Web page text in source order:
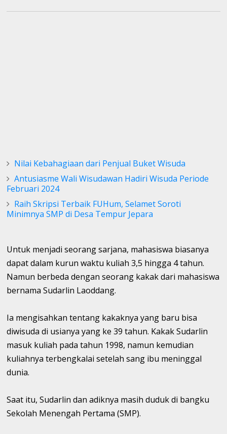
Nilai Kebahagiaan dari Penjual Buket Wisuda
Antusiasme Wali Wisudawan Hadiri Wisuda Periode
Februari 2024
Raih Skripsi Terbaik FUHum, Selamet Soroti
Minimnya SMP di Desa Tempur Jepara
Untuk menjadi seorang sarjana, mahasiswa biasanya
dapat dalam kurun waktu kuliah 3,5 hingga 4 tahun.
Namun berbeda dengan seorang kakak dari mahasiswa
bernama Sudarlin Laoddang.
Ia mengisahkan tentang kakaknya yang baru bisa
diwisuda di usianya yang ke 39 tahun. Kakak Sudarlin
masuk kuliah pada tahun 1998, namun kemudian
kuliahnya terbengkalai setelah sang ibu meninggal
dunia.
Saat itu, Sudarlin dan adiknya masih duduk di bangku
Sekolah Menengah Pertama (SMP).